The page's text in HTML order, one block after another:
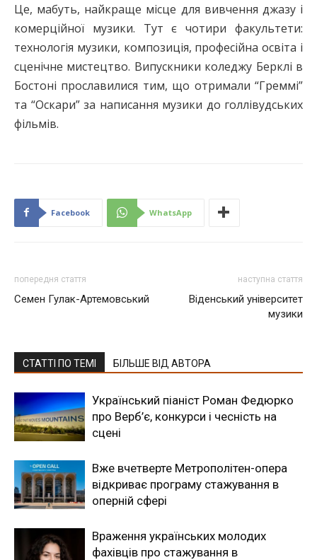
Це, мабуть, найкраще місце для вивчення джазу і
комерційної музики. Тут є чотири факультети:
технологія музики, композиція, професійна освіта і
сценічне мистецтво. Випускники коледжу Берклі в
Бостоні прославилися тим, що отримали “Греммі”
та “Оскари” за написання музики до голлівудських
фільмів.
Facebook WhatsApp
попередня стаття
Семен Гулак-Артемовський
наступна стаття
Віденський університет
музики
СТАТТІ ПО ТЕМІ БІЛЬШЕ ВІД АВТОРА
Український піаніст Роман Федюрко
про Верб’є, конкурси і чесність на
сцені
Вже вчетверте Метрополітен-опера
відкриває програму стажування в
оперній сфері
Враження українських молодих
фахівців про стажування в